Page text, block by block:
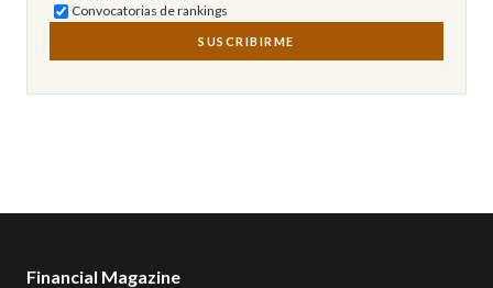
Convocatorias de rankings
SUSCRIBIRME
Financial Magazine